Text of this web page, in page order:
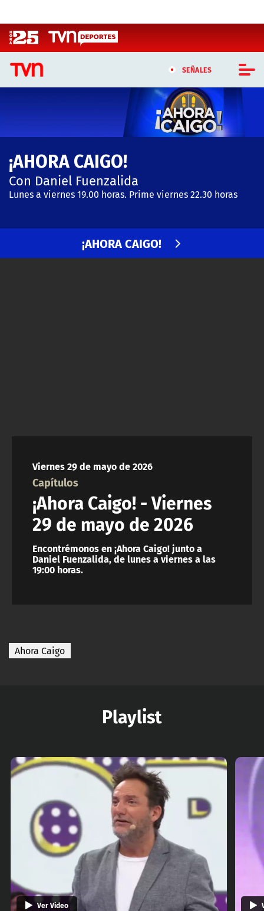
SEÑALES
CASTING MASTERCHEF CHILE
CASTING TVN VERTICAL
TVN VERTICAL
TVN PLAY
¡AHORA CAIGO!
Con Daniel Fuenzalida
Lunes a viernes 19.00 horas. Prime viernes 22.30 horas
¡AHORA CAIGO!
Viernes 29 de mayo de 2026
Capítulos
¡Ahora Caigo! - Viernes
29 de mayo de 2026
Encontrémonos en ¡Ahora Caigo! junto a
Daniel Fuenzalida, de lunes a viernes a las
19:00 horas.
Ahora Caigo
Playlist
Ver Video